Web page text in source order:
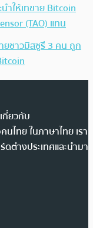
ำให้เทขาย Bitcoin
(TAO) แทน
ยชาวมิสซูรี 3 คน ถูก
กี่ยวกับ
ไทย ในภาษาไทย เรา
ต่างประเทศและนำมา